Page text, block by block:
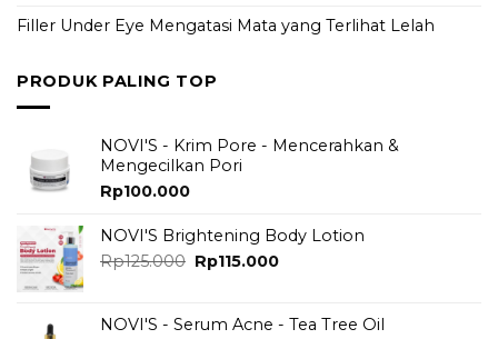
Filler Under Eye Mengatasi Mata yang Terlihat Lelah
PRODUK PALING TOP
NOVI'S - Krim Pore - Mencerahkan &
Mengecilkan Pori
Rp100.000
NOVI'S Brightening Body Lotion
Rp125.000 Original
Rp125.000.
Rp115.000Current
Rp115.000.
NOVI'S - Serum Acne - Tea Tree Oil